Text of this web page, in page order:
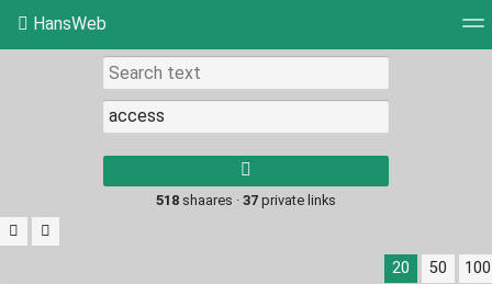
HansWeb
Picture wall
results.
518 shaares · 37 private links
20 50 100